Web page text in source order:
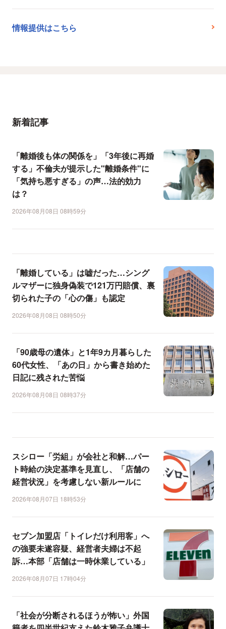
情報提供はこちら
新着記事
「離婚後も体の関係を」「3年後に再婚
する」不倫夫が提示した"離婚条件"に
「気持ち悪すぎる」の声…法的効力
は？
2026年08月08日 08時59分
「離婚している」は嘘だった…シング
ルマザーに独身偽装で121万円賠償、裏
切られた子の「心の傷」も認定
2026年08月08日 08時50分
「90歳母の遺体」と1年9カ月暮らした
60代女性、「あの日」から書き始めた
日記に残された苦悩
2026年08月08日 08時37分
スシロー「労組」が会社と和解…パー
ト時給の決定基準を見直し、「店舗の
経営状況」を考慮しない新ルールに
2026年08月07日 18時53分
セブン加盟店「トイレだけ利用客」へ
の強要未遂容疑、経営者夫婦は不起
訴…本部「店舗は一時休業している」
2026年08月07日 17時04分
「社会が分断されるほうが怖い」外国